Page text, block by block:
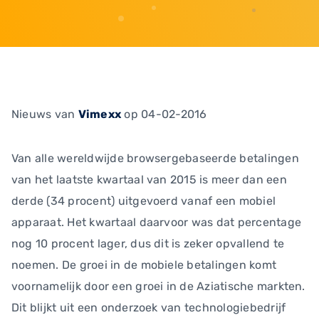
Nieuws van Vimexx op 04-02-2016
Van alle wereldwijde browsergebaseerde betalingen
van het laatste kwartaal van 2015 is meer dan een
derde (34 procent) uitgevoerd vanaf een mobiel
apparaat. Het kwartaal daarvoor was dat percentage
nog 10 procent lager, dus dit is zeker opvallend te
noemen. De groei in de mobiele betalingen komt
voornamelijk door een groei in de Aziatische markten.
Dit blijkt uit een onderzoek van technologiebedrijf